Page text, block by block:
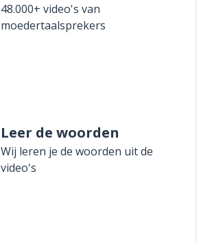
48.000+ video's van
moedertaalsprekers
Leer de woorden
Wij leren je de woorden uit de
video's